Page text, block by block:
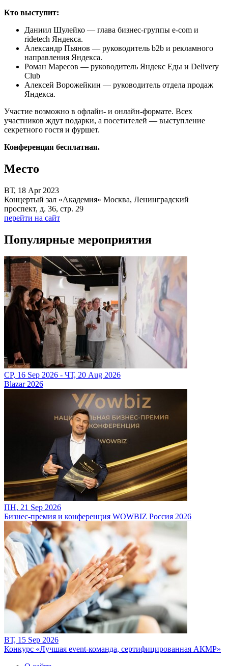
Кто выступит:
Даниил Шулейко — глава бизнес-группы e-com и
ridetech Яндекса.
Александр Пьянов — руководитель b2b и рекламного
направления Яндекса.
Роман Маресов — руководитель Яндекс Еды и Delivery
Club
Алексей Ворожейкин — руководитель отдела продаж
Яндекса.
Участие возможно в офлайн- и онлайн-формате. Всех
участников ждут подарки, а посетителей — выступление
секретного гостя и фуршет.
Конференция бесплатная.
Место
ВТ, 18 Apr 2023
Концертый зал «Академия» Москва, Ленинградский
проспект, д. 36, стр. 29
перейти на сайт
Популярные мероприятия
СР, 16 Sep 2026 - ЧТ, 20 Aug 2026
Blazar 2026
ПН, 21 Sep 2026
Бизнес-премия и конференция WOWBIZ Россия 2026
ВТ, 15 Sep 2026
Конкурс «Лучшая event-команда, сертифицированная АКМР»